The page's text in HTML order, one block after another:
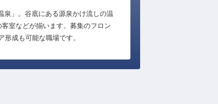
泉」。谷底にある源泉かけ流しの温
室などが揃います。募集のフロン
成も可能な職場です。